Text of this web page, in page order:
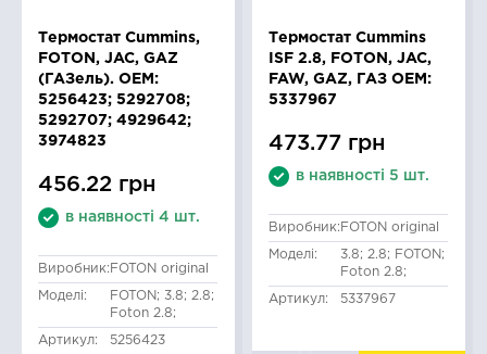
Термостат Cummins,
FOTON, JAC, GAZ
(ГАЗель). OEM:
5256423; 5292708;
5292707; 4929642;
3974823
456.22 грн
в наявності 4 шт.
Виробник: FOTON original
Моделі:
FOTON; 3.8; 2.8;
Foton 2.8;
Артикул: 5256423
Термостат Cummins
ISF 2.8, FOTON, JAC,
FAW, GAZ, ГАЗ OEM:
5337967
473.77 грн
в наявності 5 шт.
Виробник: FOTON original
Моделі:
3.8; 2.8; FOTON;
Foton 2.8;
Артикул: 5337967